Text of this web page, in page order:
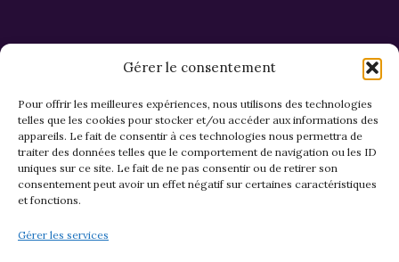
Gérer le consentement
Pour offrir les meilleures expériences, nous utilisons des technologies
telles que les cookies pour stocker et/ou accéder aux informations des
appareils. Le fait de consentir à ces technologies nous permettra de
traiter des données telles que le comportement de navigation ou les ID
uniques sur ce site. Le fait de ne pas consentir ou de retirer son
consentement peut avoir un effet négatif sur certaines caractéristiques
et fonctions.
Gérer les services
CGV et Retours